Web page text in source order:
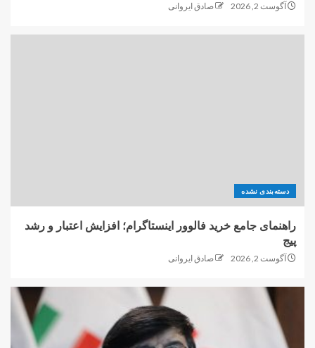
آگوست 2, 2026 صادق ایروانی
دسته‌بندی نشده
راهنمای جامع خرید فالوور اینستاگرام؛ افزایش اعتبار و رشد
پیج
آگوست 2, 2026 صادق ایروانی